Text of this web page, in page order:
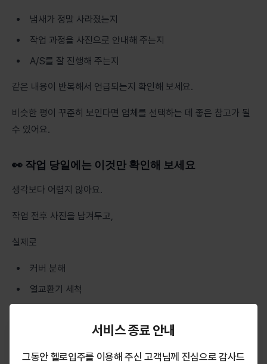
냄새가 정말 사라졌는지
작업 과정을 사진으로 안내해 주는지
A/S를 잘 진행해 주는지
같은 내용이 반복해서 언급되는지 확인해 보세요.
비슷한 평이 꾸준히 보인다면 업체를 선택하는 데 좋은 참고가 될
수 있어요.
👀 작업 당일에는 이것만 확인해 보세요
생각보다 어렵지 않아요.
작업 전후 사진을 남겨두고,
실제로
커버 분해
열교환기 세척
시험 가동
서비스 종료 안내
그동안 헬로입주를 이용해 주신 고객님께 진심으로 감사드